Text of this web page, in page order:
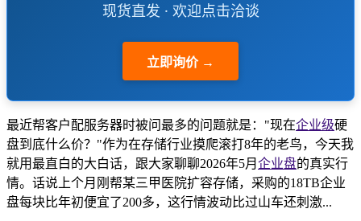
现货直发 · 欢迎点击洽谈
立即询价 →
最近帮客户配服务器时被问最多的问题就是："现在企业级硬
盘到底什么价？"作为在存储行业摸爬滚打8年的老鸟，今天我
就用最直白的大白话，跟大家聊聊2026年5月 企业盘的真实行
情。话说上个月刚帮某三甲医院扩容存储，采购的18TB企业
盘每块比年初便宜了200多，这行情波动比过山车还刺激...